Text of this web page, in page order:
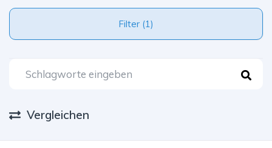
Filter (1)
Vergleichen